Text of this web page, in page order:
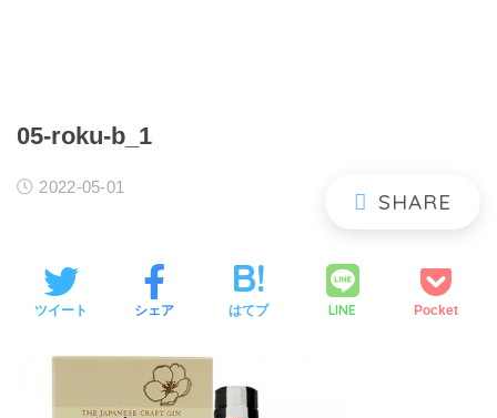
05-roku-b_1
2022-05-01
ツイート シェア はてブ LINE Pocket